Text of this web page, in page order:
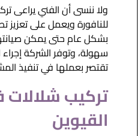
ولا ننسى أن الفني يراعى
للنافورة ويعمل على تعزيز
بشكل عام حتى يمكن
سهولة، وتوفر الشركة إجراء
تقتصر بعملها في تنفيذ
تركيب شلالات
القيوين